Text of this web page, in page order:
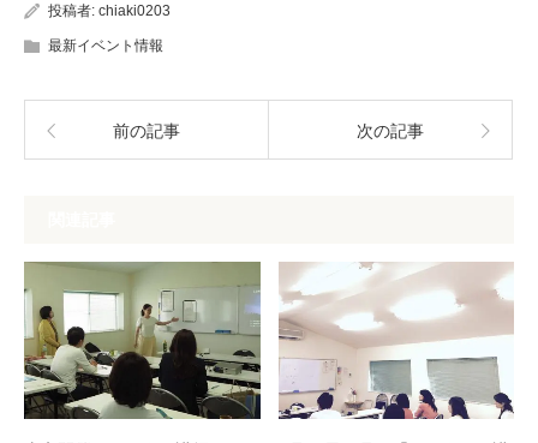
投稿者: chiaki0203
最新イベント情報
前の記事 次の記事